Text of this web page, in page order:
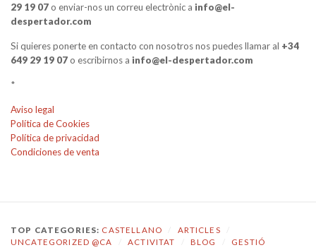
29 19 07o enviar-nos un correu electrònic a info@el-
despertador.com
Si quieres ponerte en contacto con nosotros nos puedes llamar al +34
649 29 19 07o escribirnos a info@el-despertador.com
*
Aviso legal
Política de Cookies
Política de privacidad
Condiciones de venta
TOP CATEGORIES: CASTELLANO ARTICLES
UNCATEGORIZED @CA
ACTIVITAT BLOG
GESTIÓ